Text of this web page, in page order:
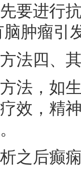
要进行
肿瘤引
法四、
法，如
效，精
之后癫